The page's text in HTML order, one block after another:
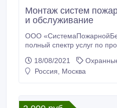
Монтаж систем
и обслуживание
ООО
полный спектр услуг по
охранных систем и систем
Московском регионе.
безопасности.
18/08/2021
Россия, Москва